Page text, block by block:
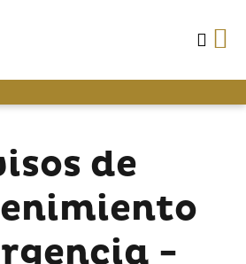
de
-